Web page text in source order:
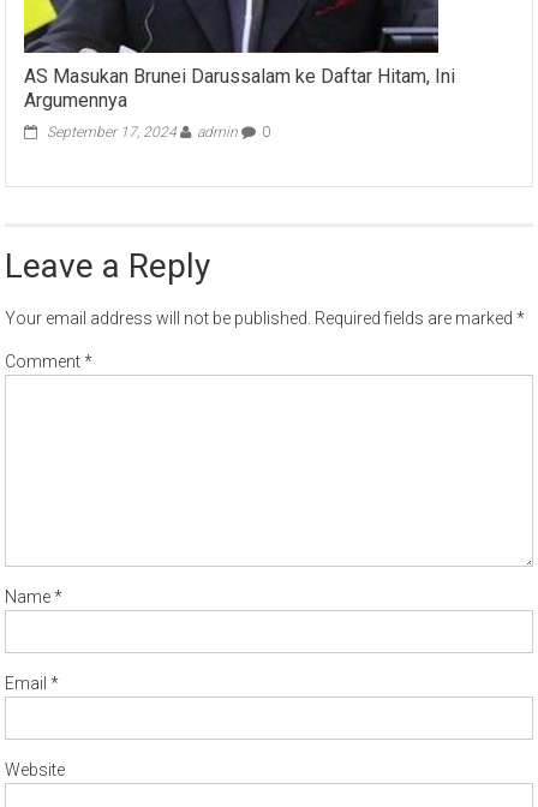
AS Masukan Brunei Darussalam ke Daftar Hitam, Ini
Argumennya
September 17, 2024 admin 0
Leave a Reply
Your email address will not be published. Required fields are marked*
Comment*
Name*
Email*
Website